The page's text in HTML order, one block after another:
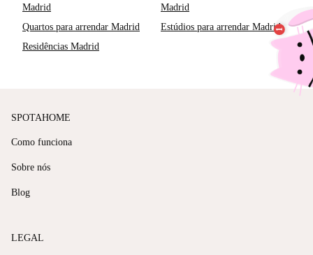
Madrid
Madrid
Quartos para arrendar Madrid
Estúdios para arrendar Madrid
Residências Madrid
SPOTAHOME
Como funciona
Sobre nós
Blog
LEGAL